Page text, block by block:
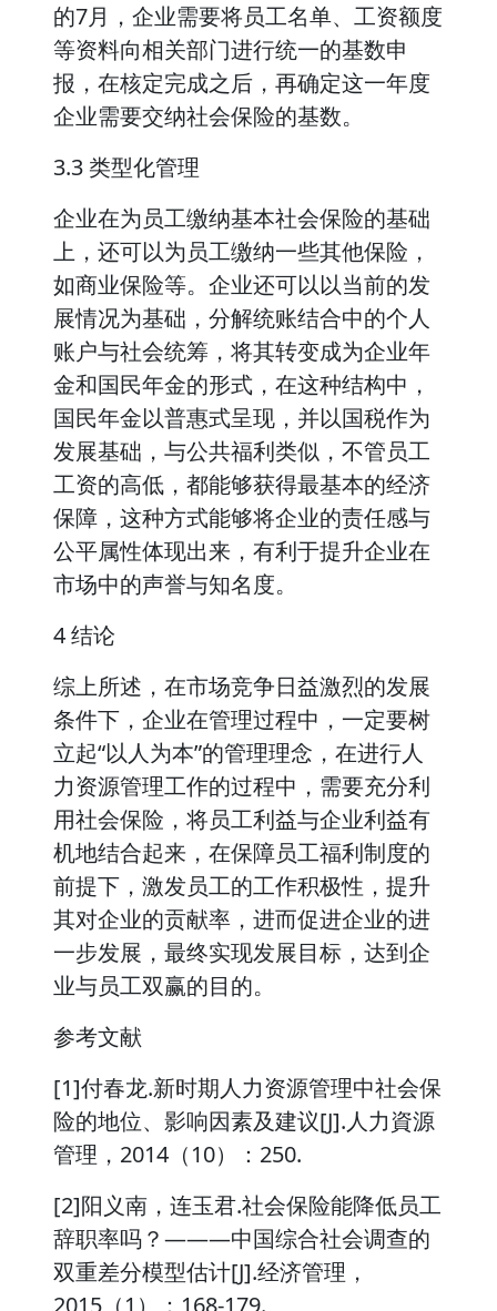
的7月，企业需要将员工名单、工资额度
等资料向相关部门进行统一的基数申
报，在核定完成之后，再确定这一年度
企业需要交纳社会保险的基数。
3.3 类型化管理
企业在为员工缴纳基本社会保险的基础
上，还可以为员工缴纳一些其他保险，
如商业保险等。企业还可以以当前的发
展情况为基础，分解统账结合中的个人
账户与社会统筹，将其转变成为企业年
金和国民年金的形式，在这种结构中，
国民年金以普惠式呈现，并以国税作为
发展基础，与公共福利类似，不管员工
工资的高低，都能够获得最基本的经济
保障，这种方式能够将企业的责任感与
公平属性体现出来，有利于提升企业在
市场中的声誉与知名度。
4 结论
综上所述，在市场竞争日益激烈的发展
条件下，企业在管理过程中，一定要树
立起“以人为本”的管理理念，在进行人
力资源管理工作的过程中，需要充分利
用社会保险，将员工利益与企业利益有
机地结合起来，在保障员工福利制度的
前提下，激发员工的工作积极性，提升
其对企业的贡献率，进而促进企业的进
一步发展，最终实现发展目标，达到企
业与员工双赢的目的。
参考文献
[1]付春龙.新时期人力资源管理中社会保
险的地位、影响因素及建议[J].人力資源
管理，2014（10）：250.
[2]阳义南，连玉君.社会保险能降低员工
辞职率吗？———中国综合社会调查的
双重差分模型估计[J].经济管理，
2015（1）：168-179.